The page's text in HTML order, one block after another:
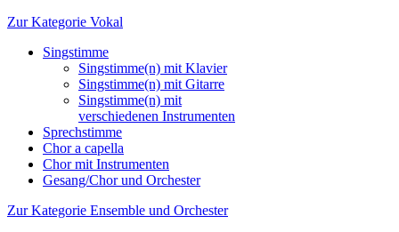
Zur Kategorie Vokal
Singstimme
Singstimme(n) mit Klavier
Singstimme(n) mit Gitarre
Singstimme(n) mit
verschiedenen Instrumenten
Sprechstimme
Chor a capella
Chor mit Instrumenten
Gesang/Chor und Orchester
Zur Kategorie Ensemble und Orchester